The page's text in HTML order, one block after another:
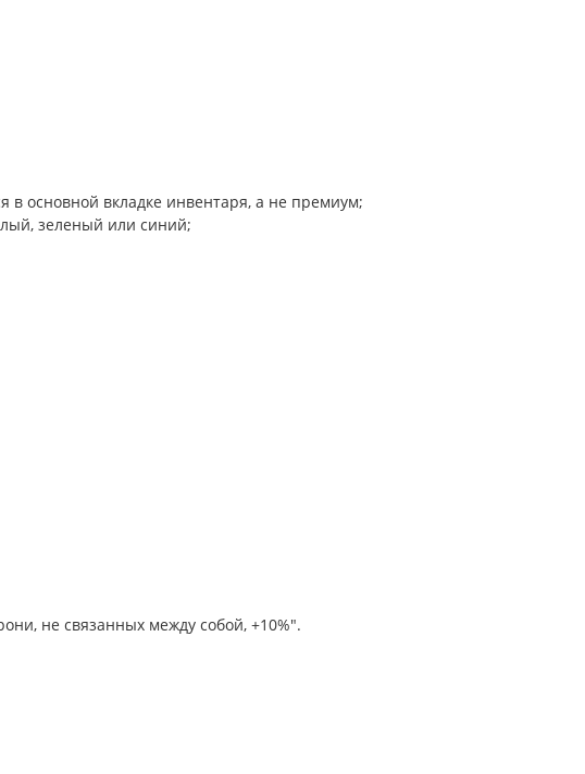
основной вкладке инвентаря, а не премиум;
зеленый или синий;
не связанных между собой, +10%".